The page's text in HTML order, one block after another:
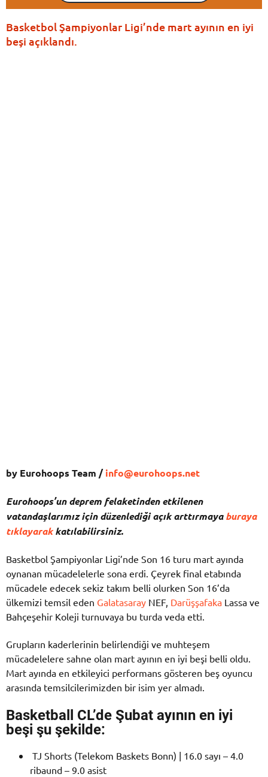
Basketbol Şampiyonlar Ligi’nde mart ayının en iyi
beşi açıklandı.
by Eurohoops Team /info@eurohoops.net
Eurohoops’un deprem felaketinden etkilenen
vatandaşlarımız için düzenlediği açık arttırmayaburaya
tıklayarakkatılabilirsiniz.
Basketbol Şampiyonlar Ligi’nde Son 16 turu mart ayında
oynanan mücadelelerle sona erdi. Çeyrek final etabında
mücadele edecek sekiz takım belli olurken Son 16’da
ülkemizi temsil eden Galatasaray NEF, Darüşşafaka Lassa ve
Bahçeşehir Koleji turnuvaya bu turda veda etti.
Grupların kaderlerinin belirlendiği ve muhteşem
mücadelelere sahne olan mart ayının en iyi beşi belli oldu.
Mart ayında en etkileyici performans gösteren beş oyuncu
arasında temsilcilerimizden bir isim yer almadı.
Basketball CL’de Şubat ayının en iyi
beşi şu şekilde:
TJ Shorts (Telekom Baskets Bonn) | 16.0 sayı – 4.0
ribaund – 9.0 asist